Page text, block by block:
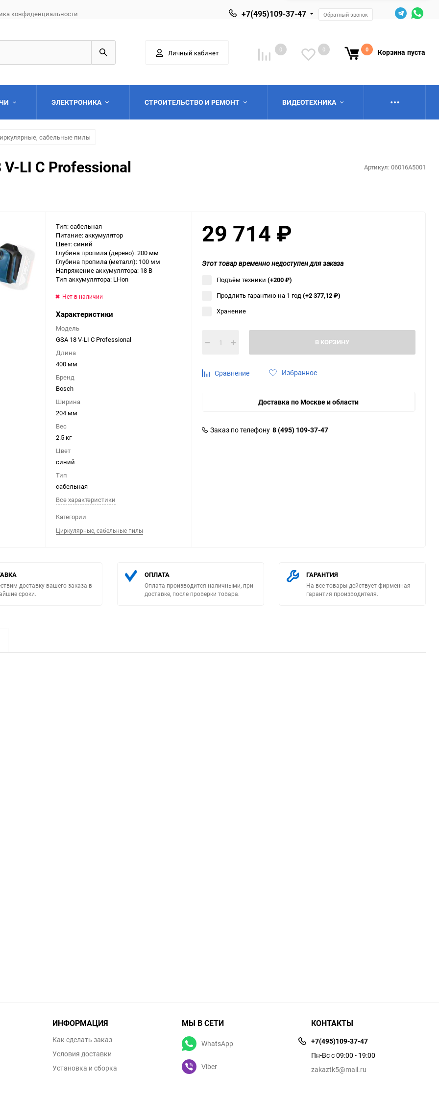
конфиденциальности +7(495)109-37-47 Обратный звонок
Личный кабинет 0 0 0 Корзина пуста
Выберите категорию
Выберите категорию
ЭЛЕКТРОНИКА СТРОИТЕЛЬСТВО И РЕМОНТ
Выберите категорию
ВИДЕОТЕХНИКА
сабельные пилы
LI C Professional Артикул:06016A5001
Тип: сабельная
Питание: аккумулятор
Цвет: синий
Глубина пропила (дерево): 200 мм
Глубина пропила (металл): 100 мм
Напряжение аккумулятора: 18 В
Тип аккумулятора: Li-ion
Нет в наличии
Характеристики
Модель
GSA 18 V-LI C Professional
Длина
400 мм
Бренд
Bosch
Ширина
204 мм
Вес
2.5 кг
Цвет
синий
Тип
сабельная
Все характеристики
Категории
Циркулярные, сабельные пилы
29 714 ₽
Этот товар временно недоступен для заказа
Подъём техники (+200₽)
Продлить гарантию на 1 год(+2 377,12₽)
Хранение
В КОРЗИНУ
Сравнение Избранное
Доставка по Москве и области
Заказ по телефону 8 (495) 109-37-47
доставку вашего заказа в
сроки.
ОПЛАТА
Оплата производится наличными, при
доставке, после проверки товара.
ГАРАНТИЯ
На все товары действует фирменная
гарантия производителя.
ИНФОРМАЦИЯ
Как сделать заказ
Условия доставки
Установка и сборка
МЫ В СЕТИ
WhatsApp
Viber
КОНТАКТЫ
+7(495)109-37-47
Пн-Вс с 09:00 - 19:00
zakaztk5@mail.ru